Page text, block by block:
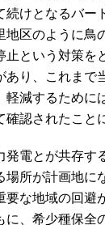
続けとなるバー
地区のように鳥
止という対策を
あり、これまで
軽減するために
確認されたこと
発電とが共存す
場所が計画地に
要な地域の回避
に、希少種保全